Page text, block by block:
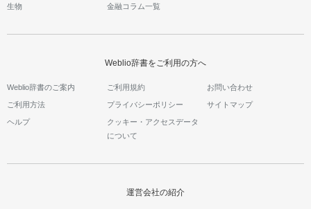
生物 金融コラム一覧
Weblio辞書をご利用の方へ
Weblio辞書のご案内 ご利用規約 お問い合わせ
ご利用方法 プライバシーポリシー サイトマップ
ヘルプ
クッキー・アクセスデータ
について
運営会社の紹介